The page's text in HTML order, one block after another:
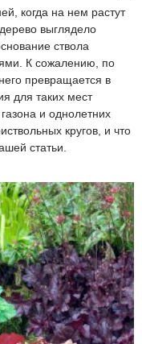
когда на нем растут
выглядело
ствола
К сожалению, по
превращается в
для таких мест
и однолетних
кругов, и что
статьи.